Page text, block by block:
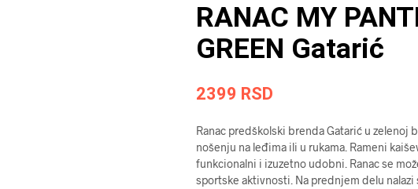
RANAC MY
GREEN Gatarić
2399 RSD
Ranac predškolski brenda Gatarić u zelenoj
nošenju na leđima ili u rukama. Rameni
funkcionalni i izuzetno udobni. Ranac se
sportske aktivnosti. Na prednjem delu nalazi